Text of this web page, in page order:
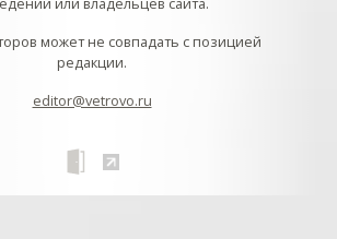
может не совпадать с позицией
редакции.
editor@vetrovo.ru